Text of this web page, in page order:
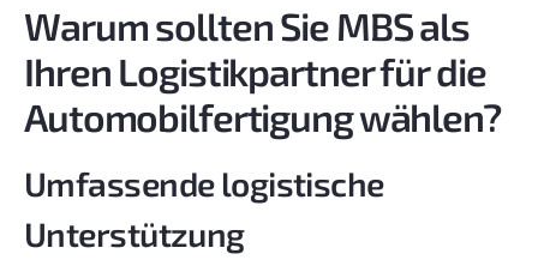
Warum sollten Sie MBS als
Ihren Logistikpartner für die
Automobilfertigung wählen?
Umfassende logistische
Unterstützung